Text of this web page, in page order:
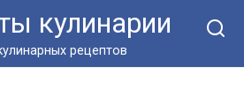
кулинарии
рецептов